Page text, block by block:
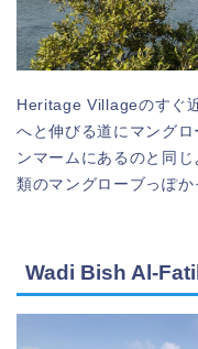
Heritage Villageのすぐ
へと伸びる道にマング
ンマームにあるのと同
類のマングローブっぽか
Wadi Bish Al-